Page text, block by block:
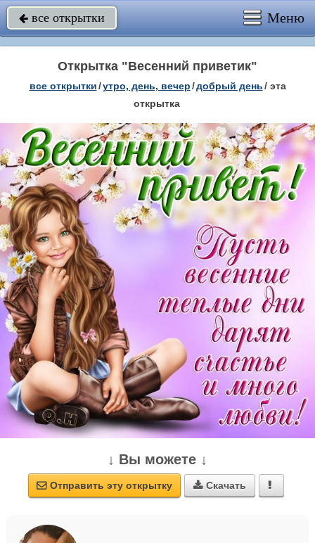
 все открытки Меню
Открытка "Весенний приветик"
все открытки/утро, день, вечер/добрый день/ эта
открытка
↓ Вы можете ↓
 Отправить эту открытку  Скачать 